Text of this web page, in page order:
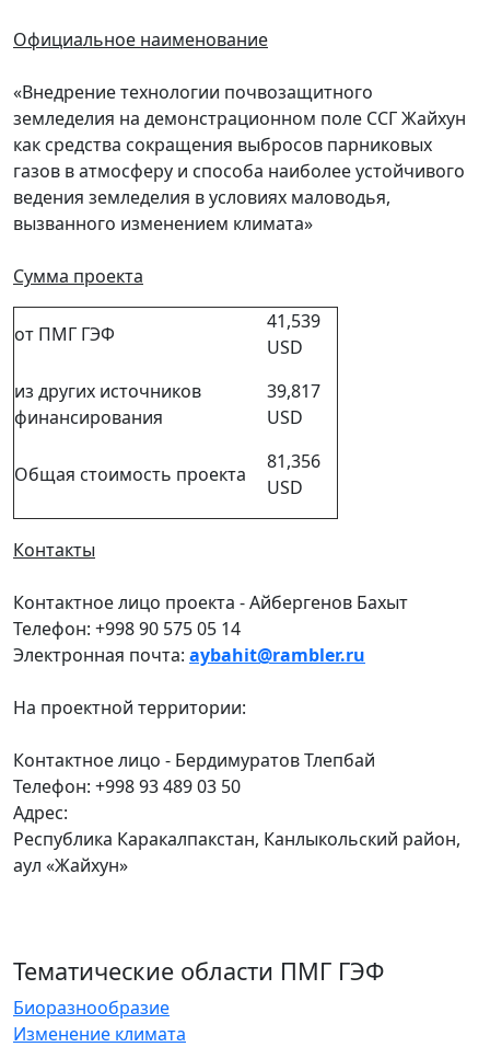
Официальное наименование
«Внедрение технологии почвозащитного
земледелия на демонстрационном поле ССГ Жайхун
как средства сокращения выбросов парниковых
газов в атмосферу и способа наиболее устойчивого
ведения земледелия в условиях маловодья,
вызванного изменением климата»
Сумма проекта
от ПМГ ГЭФ
41,539
USD
из других источников
финансирования
39,817
USD
Общая стоимость проекта
81,356
USD
Контакты
Контактное лицо проекта - Айбергенов Бахыт
Телефон: +998 90 575 05 14
Электронная почта: aybahit@rambler.ru
На проектной территории:
Контактное лицо - Бердимуратов Тлепбай
Телефон: +998 93 489 03 50
Адрес:
Республика Каракалпакстан, Канлыкольский район,
аул «Жайхун»
Тематические области ПМГ ГЭФ
Биоразнообразие
Изменение климата